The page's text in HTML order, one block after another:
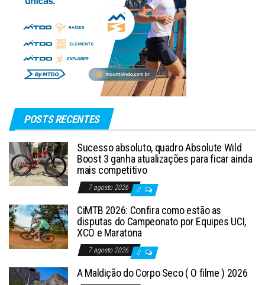
POSTS RECENTES
Sucesso absoluto, quadro Absolute Wild
Boost 3 ganha atualizações para ficar ainda
mais competitivo
7 agosto 2026 0
CiMTB 2026: Confira como estão as
disputas do Campeonato por Equipes UCI,
XCO e Maratona
7 agosto 2026 0
A Maldição do Corpo Seco ( O filme ) 2026